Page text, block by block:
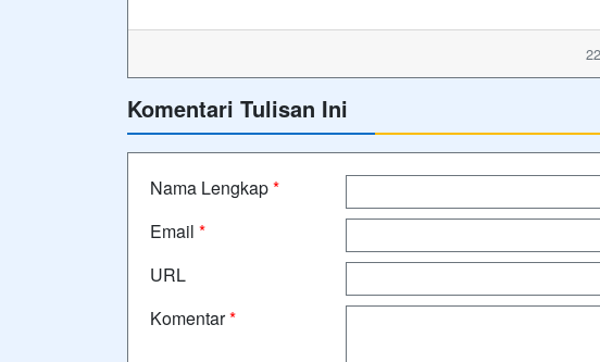
Komentari Tulisan Ini
Nama Lengkap*
Email *
URL
Komentar*